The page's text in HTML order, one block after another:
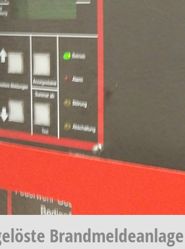
Brandmeldeanlage